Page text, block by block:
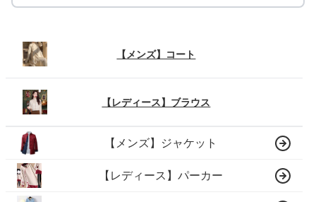
【メンズ】コート
【レディース】ブラウス
【メンズ】ジャケット
【レディース】パーカー